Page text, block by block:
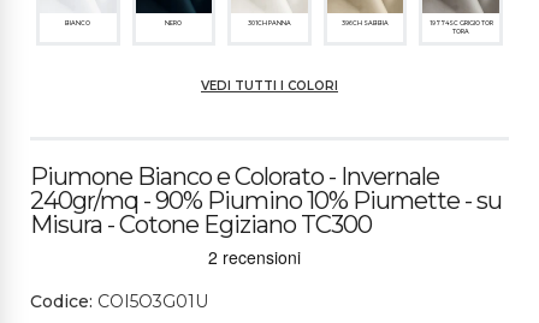
BIANCO NERO 301CH PANNA 396CH SABBIA
19774SC GRIGIO TOR
TORA
VEDI TUTTI I COLORI
Piumone Bianco e Colorato - Invernale
240gr/mq - 90% Piumino 10% Piumette - su
Misura - Cotone Egiziano TC300
Codice: COI5O3G01U